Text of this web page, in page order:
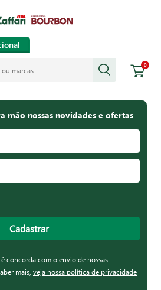
0
mão nossas novidades e ofertas
Cadastrar
concorda com o envio de nossas
mais, veja nossa política de privacidade